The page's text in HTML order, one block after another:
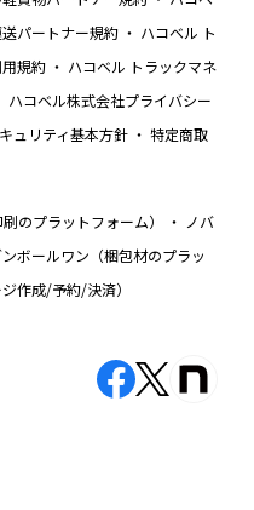
パートナー規約
ハコベル ト
規約
ハコベル トラックマネ
ハコベル株式会社プライバシー
ュリティ基本方針
特定商取
のプラットフォーム）
ノバ
ンボールワン（梱包材のプラッ
作成/予約/決済）